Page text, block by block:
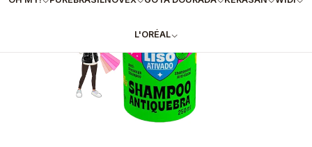
L'ORÉAL